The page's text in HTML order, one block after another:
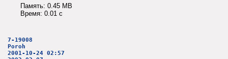
Память: 0.45 MB
Время: 0.01 c
7-19008
Poroh
2001-10-24 02:57